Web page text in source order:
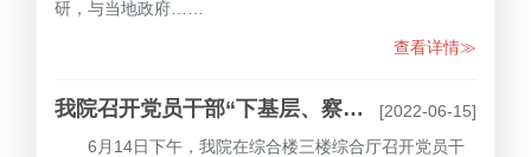
研，与当地政府……
查看详情≫
[2022-06-15]
我院召开党员干部“下基层、察民情、解民忧、暖民心”实践活动动员部署会
6月14日下午，我院在综合楼三楼综合厅召开党员干